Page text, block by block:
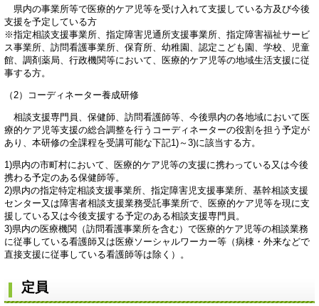
県内の事業所等で医療的ケア児等を受け入れて支援している方及び今後
支援を予定している方
※指定相談支援事業所、指定障害児通所支援事業所、指定障害福祉サービ
ス事業所、訪問看護事業所、保育所、幼稚園、認定こども園、学校、児童
館、調剤薬局、行政機関等において、医療的ケア児等の地域生活支援に従
事する方。
（2）コーディネーター養成研修
相談支援専門員、保健師、訪問看護師等、今後県内の各地域において医
療的ケア児等支援の総合調整を行うコーディネーターの役割を担う予定が
あり、本研修の全課程を受講可能な下記1)～3)に該当する方。
1)県内の市町村において、医療的ケア児等の支援に携わっている又は今後
携わる予定のある保健師等。
2)県内の指定特定相談支援事業所、指定障害児支援事業所、基幹相談支援
センター又は障害者相談支援業務受託事業所で、医療的ケア児等を現に支
援している又は今後支援する予定のある相談支援専門員。
3)県内の医療機関（訪問看護事業所を含む）で医療的ケア児等の相談業務
に従事している看護師又は医療ソーシャルワーカー等（病棟・外来などで
直接支援に従事している看護師等は除く）。
定員